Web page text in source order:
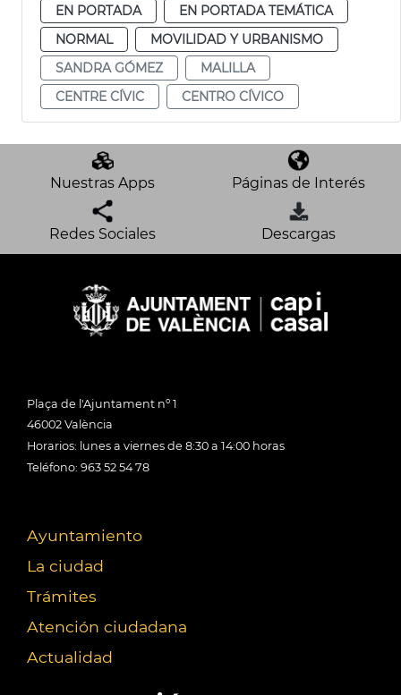
EN PORTADA
EN PORTADA TEMÁTICA
NORMAL
MOVILIDAD Y URBANISMO
SANDRA GÓMEZ
MALILLA
CENTRE CÍVIC
CENTRO CÍVICO
Nuestras Apps Páginas de Interés
Redes Sociales Descargas
Plaça de l'Ajuntament nº 1
46002 València
Horarios: lunes a viernes de 8:30 a 14:00 horas
Teléfono: 963 52 54 78
Ayuntamiento
La ciudad
Trámites
Atención ciudadana
Actualidad